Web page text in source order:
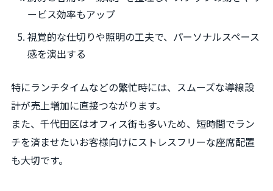
ービス効率もアップ
視覚的な仕切りや照明の工夫で、パーソナルスペース
感を演出する
特にランチタイムなどの繁忙時には、スムーズな導線設
計が売上増加に直接つながります。
また、千代田区はオフィス街も多いため、短時間でラン
チを済ませたいお客様向けにストレスフリーな座席配置
も大切です。